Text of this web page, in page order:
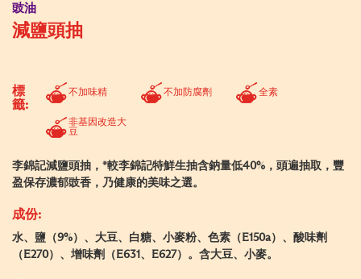
豉油
減鹽頭抽
標
籤:
不加味精 不加防腐劑 全素
非基因改造大
豆
李錦記減鹽頭抽，*較李錦記特鮮生抽含鈉量低40%，頭遍抽取，豐
盈保存濃郁豉香，乃健康的美味之選。
成份:
水、鹽（9%）、大豆、白糖、小麥粉、色素（E150a）、酸味劑
（E270）、增味劑（E631、E627）。含大豆、小麥。